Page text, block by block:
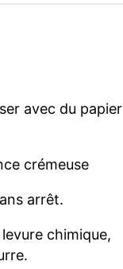
avec du papier
crémeuse
arrêt.
chimique,